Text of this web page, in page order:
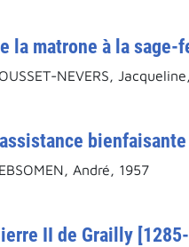
la matrone à la sage-
NEVERS,
André, 1957
II de Grailly